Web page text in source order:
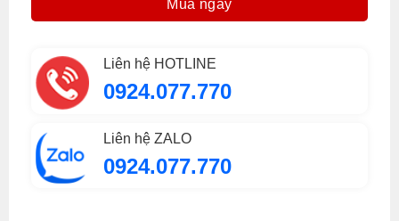
Mua ngay
Liên hệ HOTLINE
0924.077.770
Liên hệ ZALO
0924.077.770